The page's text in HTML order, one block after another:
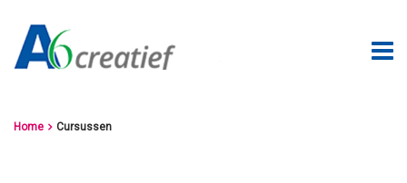
Home  Cursussen